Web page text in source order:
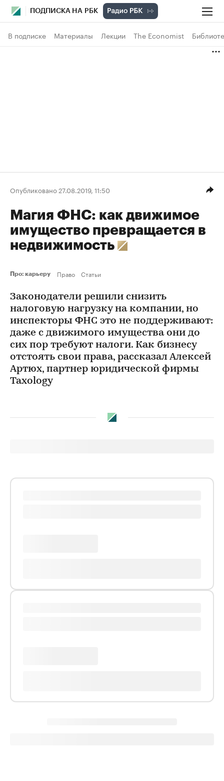
ПОДПИСКА НА РБК
В подписке Материалы Лекции The Economist
Опубликовано 27.08.2019, 11:50
Магия ФНС: как движимое
имущество превращается в
недвижимость
Про: карьеру Право Статьи
Законодатели решили снизить
налоговую нагрузку на компании, но
инспекторы ФНС это не поддерживают:
даже с движимого имущества они до
сих пор требуют налоги. Как бизнесу
отстоять свои права, рассказал Алексей
Артюх, партнер юридической фирмы
Taxology